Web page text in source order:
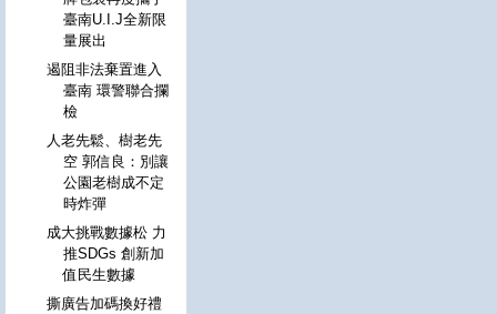
臺南U.I.J全新限
量展出
遏阻非法棄置進入
臺南 環警聯合攔
檢
人老先鬆、樹老先
空 郭信良：別讓
公園老樹成不定
時炸彈
成大挑戰數據松 力
推SDGs 創新加
值民生數據
撕廣告加碼換好禮